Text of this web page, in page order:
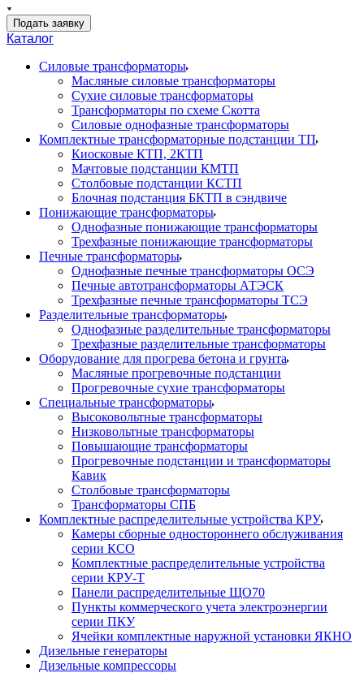
Подать заявку
Каталог
Силовые трансформаторы
Масляные силовые трансформаторы
Сухие силовые трансформаторы
Трансформаторы по схеме Скотта
Силовые однофазные трансформаторы
Комплектные трансформаторные подстанции ТП
Киосковые КТП, 2КТП
Мачтовые подстанции КМТП
Столбовые подстанции КСТП
Блочная подстанция БКТП в сэндвиче
Понижающие трансформаторы
Однофазные понижающие трансформаторы
Трехфазные понижающие трансформаторы
Печные трансформаторы
Однофазные печные трансформаторы ОСЭ
Печные автотрансформаторы АТЭСК
Трехфазные печные трансформаторы ТСЭ
Разделительные трансформаторы
Однофазные разделительные трансформаторы
Трехфазные разделительные трансформаторы
Оборудование для прогрева бетона и грунта
Масляные прогревочные подстанции
Прогревочные сухие трансформаторы
Специальные трансформаторы
Высоковольтные трансформаторы
Низковольтные трансформаторы
Повышающие трансформаторы
Прогревочные подстанции и трансформаторы
Кавик
Столбовые трансформаторы
Трансформаторы СПБ
Комплектные распределительные устройства КРУ
Камеры сборные одностороннего обслуживания
серии КСО
Комплектные распределительные устройства
серии КРУ-Т
Панели распределительные ЩО70
Пункты коммерческого учета электроэнергии
серии ПКУ
Ячейки комплектные наружной установки ЯКНО
Дизельные генераторы
Дизельные компрессоры